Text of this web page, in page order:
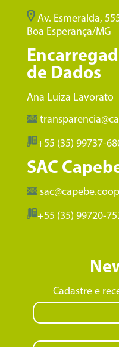
Av. Esmeralda,
Boa Esperança/MG
de Dados
Ana Luiza Lavorato
+55 (35) 99737-
SAC
+55 (35) 99720-
Cadastre e